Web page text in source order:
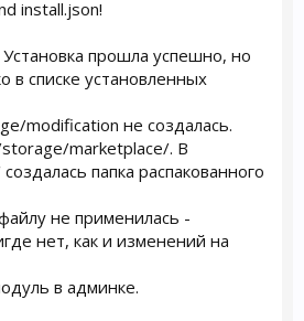
install.json!
прошла успешно, но
в списке установленных
modification не создалась.
marketplace/. В
папка распакованного
не применилась -
нет, как и изменений на
в админке.